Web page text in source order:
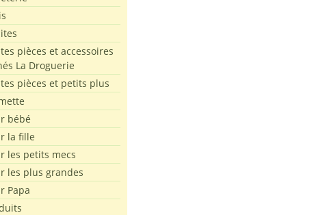
pièces et accessoires
La Droguerie
pièces et petits plus
bébé
la fille
les petits mecs
les plus grandes
Papa